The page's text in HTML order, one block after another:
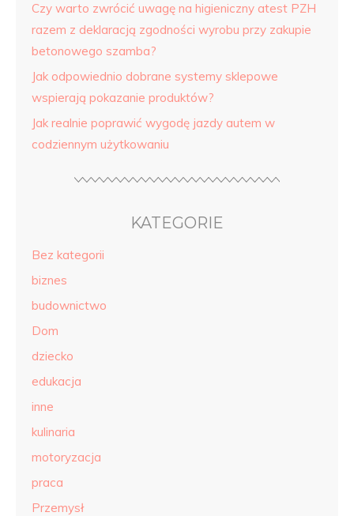
Czy warto zwrócić uwagę na higieniczny atest PZH
razem z deklaracją zgodności wyrobu przy zakupie
betonowego szamba?
Jak odpowiednio dobrane systemy sklepowe
wspierają pokazanie produktów?
Jak realnie poprawić wygodę jazdy autem w
codziennym użytkowaniu
KATEGORIE
Bez kategorii
biznes
budownictwo
Dom
dziecko
edukacja
inne
kulinaria
motoryzacja
praca
Przemysł